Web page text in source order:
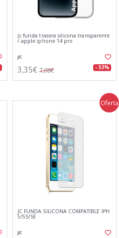
Jc funda trasera silicona transparente
/ apple iphone 14 pro
JC
3,35€ 7,08€ - 53%
Oferta
JC FUNDA SILICONA COMPATIBLE IPH
5/5S/SE
JC